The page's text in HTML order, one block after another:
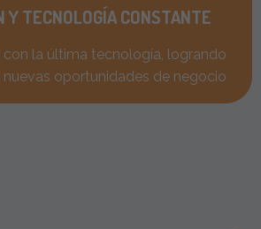
Y TECNOLOGÍA CONSTANTE
con la última tecnología, logrando
nuevas oportunidades de negocio